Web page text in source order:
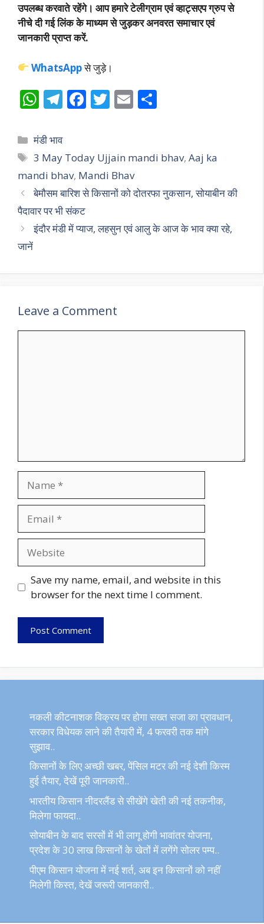
उपलब्ध करवाते रहेंगे। आप हमारे टेलीग्राम एवं व्हाट्सएप ग्रुप से
नीचे दी गई लिंक के माध्यम से जुड़कर अनवरत समाचार एवं
जानकारी प्राप्त करें.
WhatsAppसे जुड़े।
W
at
s
A
p
p
T
e
gr
a
m
F
b
o
o
T
er
E
l e
Categories
मंडी भाव
Tags
3 May Today Ujjain mandi bhav,Aaj ka
mandi bhav, Mandi Bhav
बेमौसम बारिश से किसानों को दोतरफा नुकसान, सोयाबीन की
पैदावार पर भी संकट
इंदौर मंडी में प्याज, लहसुन एवं आलु के आज के भाव क्या रहे,
जानें
Leave a Comment
Save my name, email, and website in this
browser for the next time I comment.
नकली कीटनाशक विक्रय पर होगा सख्त सजा का प्रावधान,
सरकार विधेयक लाने की तैयारी में, 4 फरवरी तक मांगे
सुझाव..
किसानों के लिए अच्छी खबर, पेंसिल मटर की नई देशी किस्म
हुई तैयार, देखें पूरी जानकारी..
भारतीय किसान नीदरलैंड से सीखेंगे खेती की नई तकनीक,
मिलेगा फायदा..
सोयाबीन के बाद सरसों में भी लागू होगी भावांतर योजना,
प्रदेश के 30 लाख किसानों के खेतों में लगेंगे सोलर पम्प..
पीएम किसान योजना में नई शर्त, अब इन किसानों को नहीं
मिलेगी किस्त, देखें जरूरी जानकारी..